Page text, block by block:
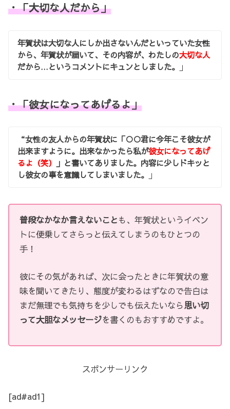
・「大切な人だから」
年賀状は大切な人にしか出さないんだといっていた女性
から、年賀状が届いて、その内容が、わたしの大切な人
だから…というコメントにキュンとしました。
」
・「彼女になってあげるよ」
“女性の友人からの年賀状に「○○君に今年こそ彼女が
出来ますように。出来なかったら私が彼女になってあげ
るよ（笑）
」と書いてありました。内容に少しドキッと
し彼女の事を意識してしまいました。
」
普段なかなか言えないことも、年賀状というイベン
トに便乗してさらっと伝えてしまうのもひとつの
手！
彼にその気があれば、次に会ったときに年賀状の意
味を聞いてきたり、態度が変わるはずなので告白は
まだ無理でも気持ちを少しでも伝えたいなら 思い切
って大胆なメッセージを書くのもおすすめですよ。
スポンサーリンク
[ad#ad1]